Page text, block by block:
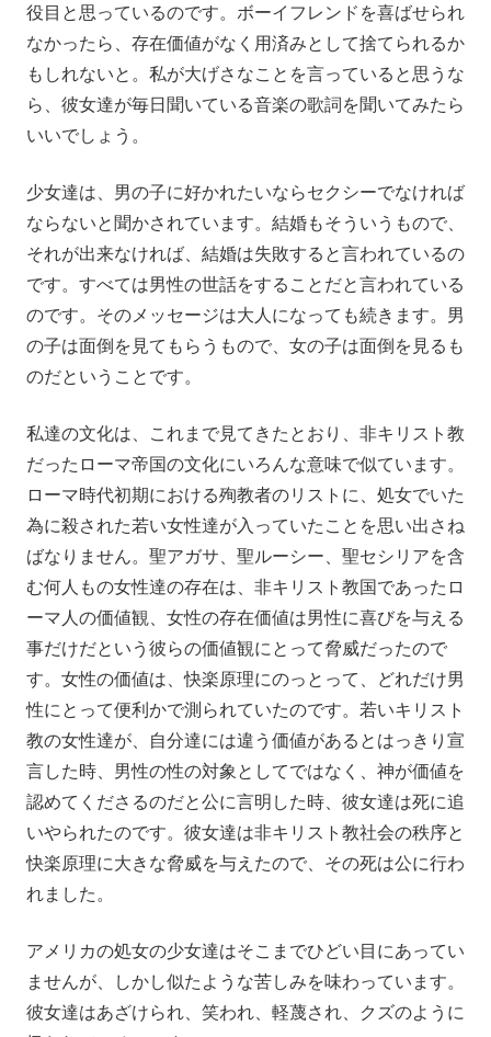
役目と思っているのです。ボーイフレンドを喜ばせられ
なかったら、存在価値がなく用済みとして捨てられるか
もしれないと。私が大げさなことを言っていると思うな
ら、彼女達が毎日聞いている音楽の歌詞を聞いてみたら
いいでしょう。
少女達は、男の子に好かれたいならセクシーでなければ
ならないと聞かされています。結婚もそういうもので、
それが出来なければ、結婚は失敗すると言われているの
です。すべては男性の世話をすることだと言われている
のです。そのメッセージは大人になっても続きます。男
の子は面倒を見てもらうもので、女の子は面倒を見るも
のだということです。
私達の文化は、これまで見てきたとおり、非キリスト教
だったローマ帝国の文化にいろんな意味で似ています。
ローマ時代初期における殉教者のリストに、処女でいた
為に殺された若い女性達が入っていたことを思い出さね
ばなりません。聖アガサ、聖ルーシー、聖セシリアを含
む何人もの女性達の存在は、非キリスト教国であったロ
ーマ人の価値観、女性の存在価値は男性に喜びを与える
事だけだという彼らの価値観にとって脅威だったので
す。女性の価値は、快楽原理にのっとって、どれだけ男
性にとって便利かで測られていたのです。若いキリスト
教の女性達が、自分達には違う価値があるとはっきり宣
言した時、男性の性の対象としてではなく、神が価値を
認めてくださるのだと公に言明した時、彼女達は死に追
いやられたのです。彼女達は非キリスト教社会の秩序と
快楽原理に大きな脅威を与えたので、その死は公に行わ
れました。
アメリカの処女の少女達はそこまでひどい目にあってい
ませんが、しかし似たような苦しみを味わっています。
彼女達はあざけられ、笑われ、軽蔑され、クズのように